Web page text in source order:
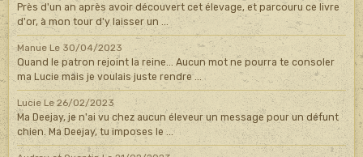
Près d'un an après avoir découvert cet élevage, et parcouru ce livre
d'or, à mon tour d'y laisser un ...
Manue Le 30/04/2023
Quand le patron rejoint la reine... Aucun mot ne pourra te consoler
ma Lucie mais je voulais juste rendre ...
Lucie Le 26/02/2023
Ma Deejay, je n'ai vu chez aucun éleveur un message pour un défunt
chien. Ma Deejay, tu imposes le ...